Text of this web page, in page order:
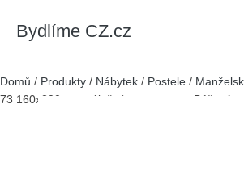
Bydlíme CZ.cz
Domů / Produkty / Nábytek / Postele /
73 160x200 cm s úložným prostorem Béžová